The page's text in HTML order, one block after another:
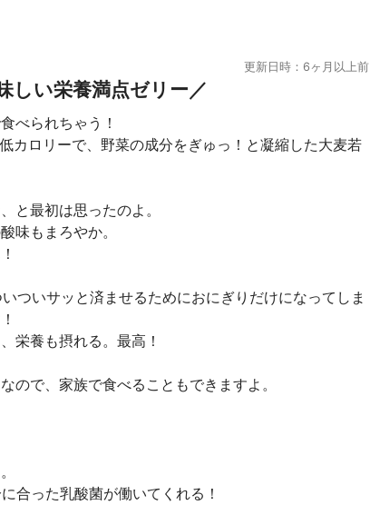
更新日時：6ヶ月以上前
しい栄養満点ゼリー／
べられちゃう！
カロリーで、野菜の成分をぎゅっ！と凝縮した⁡大麦若
と最初は思ったのよ。
味もまろやか。
ついサッと済ませるためにおにぎりだけになってしま
栄養も摂れる。最高！
ので、家族で食べることもできますよ。
合った乳酸菌が働いてくれる！